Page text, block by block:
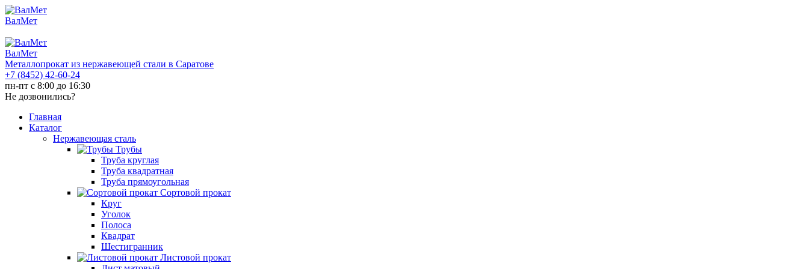
ВалМет
ВалМет
Металлопрокат из нержавеющей стали в Саратове
+7 (8452) 42-60-24
пн-пт с 8:00 до 16:30
Не дозвонились?
Главная
Каталог
Нержавеющая сталь
Трубы
Труба круглая
Труба квадратная
Труба прямоугольная
Сортовой прокат
Круг
Уголок
Полоса
Квадрат
Шестигранник
Листовой прокат